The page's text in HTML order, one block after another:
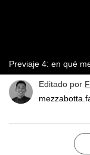
Previaje 4: en qué
Editado por